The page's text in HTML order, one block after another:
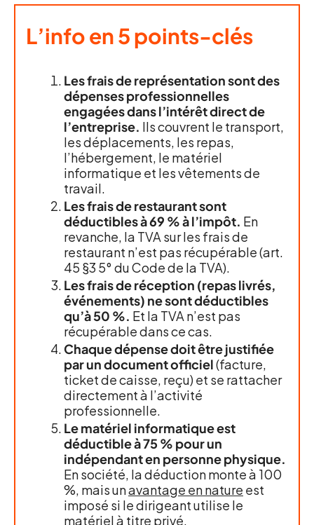
L’info en 5 points-clés
Les frais de représentation sont des
dépenses professionnelles
engagées dans l’intérêt direct de
l’entreprise. Ils couvrent le transport,
les déplacements, les repas,
l’hébergement, le matériel
informatique et les vêtements de
travail.
Les frais de restaurant sont
déductibles à 69 % à l’impôt. En
revanche, la TVA sur les frais de
restaurant n’est pas récupérable (art.
45 §3 5° du Code de la TVA).
Les frais de réception (repas livrés,
événements) ne sont déductibles
qu’à 50 %. Et la TVA n’est pas
récupérable dans ce cas.
Chaque dépense doit être justifiée
par un document officiel(facture,
ticket de caisse, reçu) et se rattacher
directement à l’activité
professionnelle.
Le matériel informatique est
déductible à 75 % pour un
indépendant en personne physique.
En société, la déduction monte à 100
%, mais unavantage en nature est
imposé si le dirigeant utilise le
matériel à titre privé.